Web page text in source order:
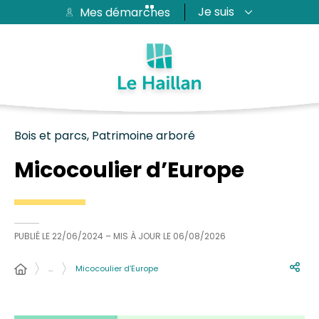
Aide et accessibilité
Passer au menu
Passer au contenuMes démarches Je suis
Bois et parcs, Patrimoine arboré
Micocoulier d’Europe
PUBLIÉ LE 22/06/2024 – MIS À JOUR LE 06/08/2026
… Micocoulier d’Europe